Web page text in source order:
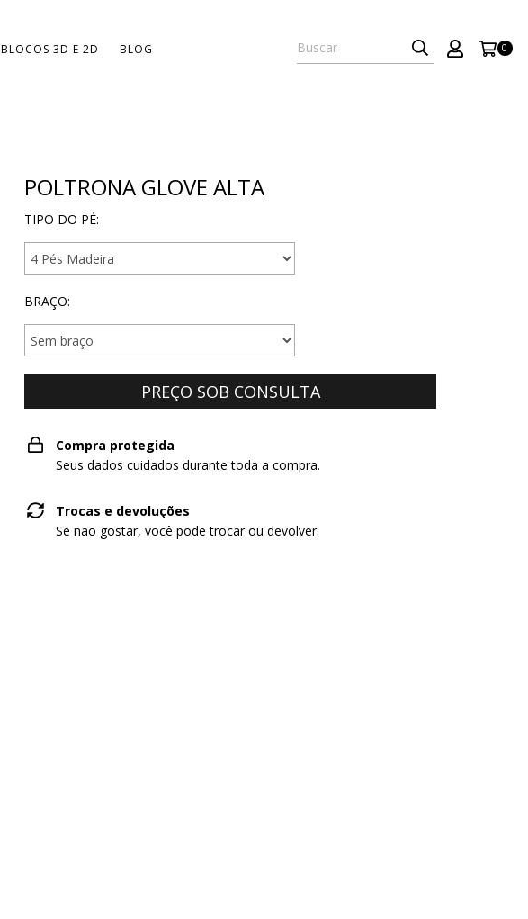
BLOCOS 3D E 2D BLOG 0
POLTRONA GLOVE ALTA
TIPO DO PÉ:
BRAÇO:
Compra protegida
Seus dados cuidados durante toda a compra.
Trocas e devoluções
Se não gostar, você pode trocar ou devolver.